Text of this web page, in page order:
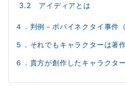
3.2 アイディアとは
４．判例－ポパイネクタイ事件
５．それでもキャラクターは著
６．貴方が創作したキャラクタ